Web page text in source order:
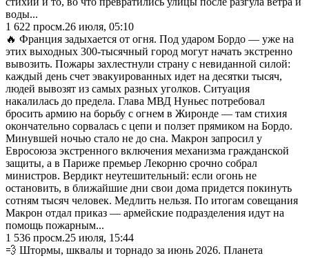
воды...
1 622 просм.26 июля, 05:10
🔥 Франция задыхается от огня. Под ударом Бордо — уже на
этих выходных 300-тысячный город могут начать экстренно
вывозить. Пожары захлестнули страну с невиданной силой:
каждый день счет эвакуированных идет на десятки тысяч,
людей вывозят из самых разных уголков. Ситуация
накалилась до предела. Глава МВД Нуньес потребовал
бросить армию на борьбу с огнем в Жиронде — там стихия
окончательно сорвалась с цепи и ползет прямиком на Бордо.
Минувшей ночью стало не до сна. Макрон запросил у
Евросоюза экстренного включения механизма гражданской
защиты, а в Париже премьер Лекорню срочно собрал
министров. Вердикт неутешительный: если огонь не
остановить, в ближайшие дни свои дома придется покинуть
сотням тысяч человек. Медлить нельзя. По итогам совещания
Макрон отдал приказ — армейские подразделения идут на
помощь пожарным...
1 536 просм.25 июля, 15:44
💨 Штормы, шквалы и торнадо за июнь 2026. Планета